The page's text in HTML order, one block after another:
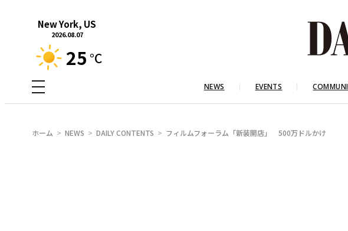
New York, US
2026.08.07
25 °C
NEWS EVENTS
ホーム NEWS DAILY CONTENTS フィルムフォーラム「新装開店」 500万ドルかけ